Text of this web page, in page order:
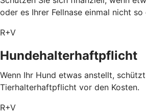
oder es Ihrer Fellnase einmal nicht
R+V
Hundehalterhaftpflicht
Wenn Ihr Hund etwas anstellt,
Tierhalterhaftpflicht vor den Kosten.
R+V